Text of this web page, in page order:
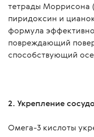
тетрады Моррисона
пиридоксин и
формула
повреждающий
способствующий
2. Укрепление
Омега-3 кислоты